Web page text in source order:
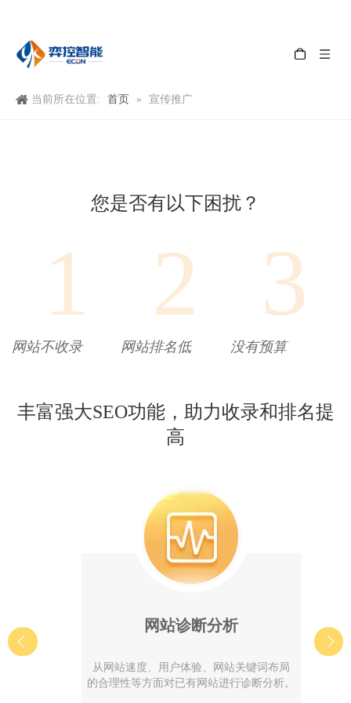
当前所在位置: 首页 » 宣传推广
您是否有以下困扰？
1
网站不收录
2
网站排名低
3
没有预算
丰富强大SEO功能，助力收录和排名提
高
网站诊断分析
从网站速度、用户体验、网站关键词布局
的合理性等方面对已有网站进行诊断分析。